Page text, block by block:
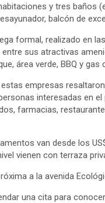
y tres baños
balcón de
formal, realizado en
sus atractivas
área verde, BBQ y gas
empresas
interesadas en
farmacias,
van desde los
vienen con terraza
a la avenida
una cita para